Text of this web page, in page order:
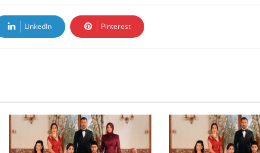
LinkedIn Pinterest